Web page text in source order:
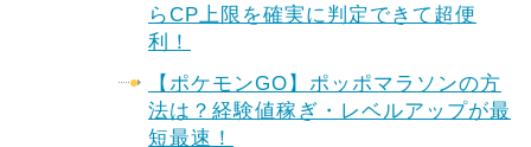
らCP上限を確実に判定できて超便
利！
【ポケモンGO】ポッポマラソンの方
法は？経験値稼ぎ・レベルアップが最
短最速！